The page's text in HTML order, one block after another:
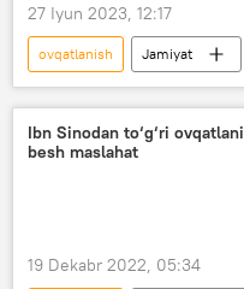
27 Iyun 2023, 12:17
ovqatlanish Jamiyat
Jizzax
prokuratura
Ibn Sinodan to‘g‘ri
besh maslahat
19 Dekabr 2022, 05:34